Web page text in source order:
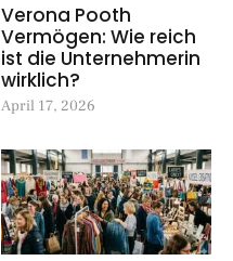
Verona Pooth
Vermögen: Wie reich
ist die Unternehmerin
wirklich?
April 17, 2026